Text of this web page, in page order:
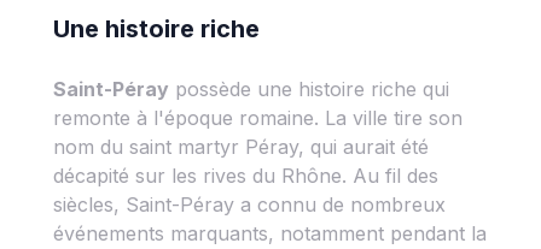
Une histoire riche
Saint-Péray possède une histoire riche qui
remonte à l'époque romaine. La ville tire son
nom du saint martyr Péray, qui aurait été
décapité sur les rives du Rhône. Au fil des
siècles, Saint-Péray a connu de nombreux
événements marquants, notamment pendant la